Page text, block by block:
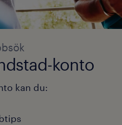
konto
kan du: